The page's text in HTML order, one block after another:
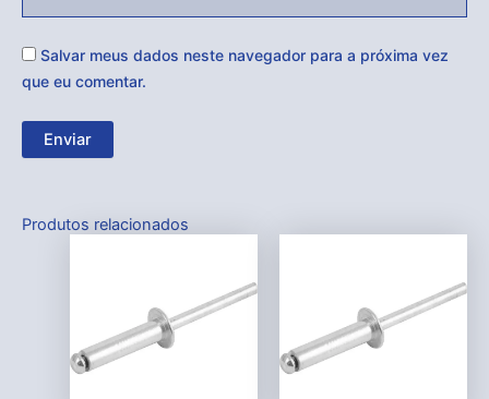
Salvar meus dados neste navegador para a próxima vez
que eu comentar.
Produtos relacionados